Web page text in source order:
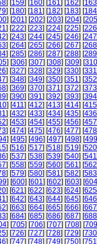
] [159] [160] [161] [162] [163
] [180] [181] [182] [183] [184
] [201] [202] [203] [204] [205
] [222] [223] [224] [225] [226
] [243] [244] [245] [246] [247
] [264] [265] [266] [267] [268
] [285] [286] [287] [288] [289
] [306] [307] [308] [309] [310
] [327] [328] [329] [330] [331
] [348] [349] [350] [351] [352
] [369] [370] [371] [372] [373
] [390] [391] [392] [393] [394
] [411] [412] [413] [414] [415
] [432] [433] [434] [435] [436
] [453] [454] [455] [456] [457
] [474] [475] [476] [477] [478
] [495] [496] [497] [498] [499
] [516] [517] [518] [519] [520
] [537] [538] [539] [540] [541
] [558] [559] [560] [561] [562
] [579] [580] [581] [582] [583
] [600] [601] [602] [603] [604
] [621] [622] [623] [624] [625
] [642] [643] [644] [645] [646
] [663] [664] [665] [666] [667
] [684] [685] [686] [687] [688
] [705] [706] [707] [708] [709
] [726] [727] [728] [729] [730
] [747] [748] [749] [750] [751